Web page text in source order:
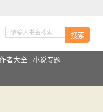
搜索
作者大全 小说专题